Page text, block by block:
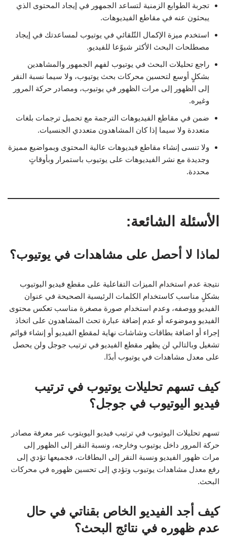
تجربة الطوابع الزمنية لتساعد الجمهور في إيجاد المحتوى الذي
يبحثون عنه في مقاطع الفيديوهات.
استخدم ميزة الإكمال التّلقائي في يوتيوب لمساعدتك في إيجاد
مصطلحات البحث الأكثر شيوًعا للفيديو.
راجع تحليلات البحث في يوتيوب لفهم الجمهور والمشاهدين
بشكلٍ أوسع لتحسين محركات بحث يوتيوب، ولا سيما نسبة النقر
إلى الظهور إلى مرات الظهور في يوتيوب، ومصادر حركة المرور
وغيره.
ضمن في مقاطع الفيديوهات الترجمة مع تحميل ترجمات بلغات
متعددة ولا سيما إذا كان المشاهدون متعددي الجنسيات.
ولا تنسى إنشاء مقاطع فيديوهات عالية المحتوى وبمواضيع مميزة
وجديدة مع نشر الفيديوهات على يوتيوب باستمرار وبأوقاتٍ
محددة.
الأسئلة الشائعة:
لماذا لا أحصل على مشاهدات في يوتيوب؟
نتيجة عدم استخدام الميزات التفاعلية على مقطع فيديو اليوتيوب
بشكلٍ مناسب كاستخدام الكلمات الرئيسية الصحيحة في عنوان
الفيديو ووصفه، وعدم استخدام صورة مصغرة مناسب تعكس محتوى
الفيديو وموضوعه أو عدم إضافة عبارة تحث المشاهدون على اتخاذ
إجراء أو اضافة بطاقات وشاشات نهاية لمقطع الفيديو أو إنشاء قوائم
تشغيل وبالتالي لن يظهر مقطع الفيديو في ترتيب جوجل ولن يحصل
على معدل مشاهدات في يوتيوب أبدًا.
كيف تسهم تحليلات يوتيوب في ترتيب
فيديو اليوتيوب في جوجل؟
تسهم تحليلات اليوتيوب في ترتيب فيديو اليويتوب عبر معرفة مصادر
حركة المرور داخل يوتيوب وخارجه، ونسبة النقر إلى الظهور إلى
مرات ظهور الفيديو ونسبة النقر إلى البطاقات، فجميعها تؤدي إلى
رفع معدل مشاهدات يوتيوب وتؤدي إلى تحسين ظهوره في محركات
البحث.
كيف أجد الفيديو الخاص بقناتي في حال
عدم ظهوره في نتائج البحث؟